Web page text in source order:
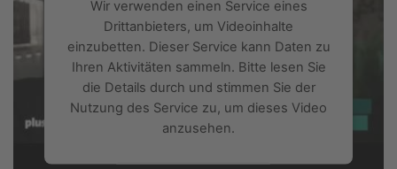
Wir verwenden einen Service eines
Drittanbieters, um Videoinhalte
einzubetten. Dieser Service kann Daten zu
Ihren Aktivitäten sammeln. Bitte lesen Sie
die Details durch und stimmen Sie der
Nutzung des Service zu, um dieses Video
anzusehen.